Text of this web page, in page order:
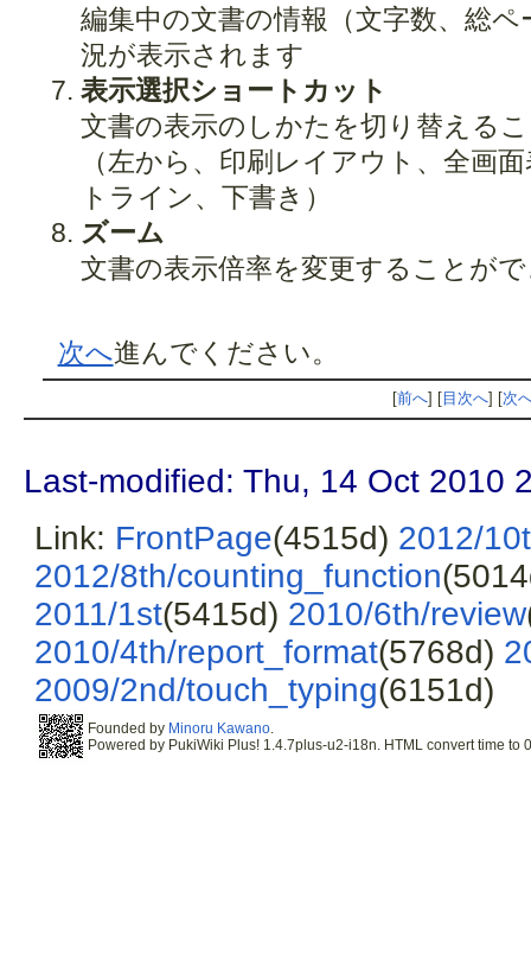
編集中の文書の情報（文字数、総
況が表示されます
表示選択ショートカット
文書の表示のしかたを切り替える
（左から、印刷レイアウト、全画
トライン、下書き）
ズーム
文書の表示倍率を変更することが
次へ進んでください。
[前へ] [目次へ] [次
Last-modified: Thu, 14 Oct 2010
Link: FrontPage(4515d) 2012/
2012/8th/counting_function
2011/1st(5415d) 2010/6th/review
2010/4th/report_format(5768d)
2009/2nd/touch_typing(6151d)
Founded by Minoru Kawano.
Powered by PukiWiki Plus! 1.4.7plus-u2-i18n. HTML convert time to